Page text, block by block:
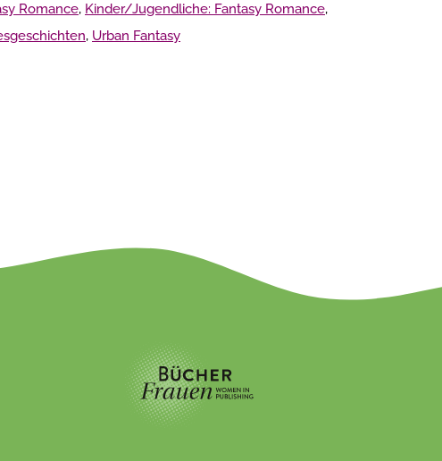
Romance, Kinder/Jugendliche: Fantasy Romance,
, Urban Fantasy